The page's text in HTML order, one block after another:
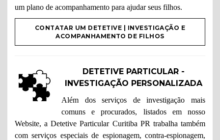
um plano de acompanhamento para ajudar seus filhos.
CONTATAR UM DETETIVE | INVESTIGAÇÃO E
ACOMPANHAMENTO DE FILHOS
DETETIVE PARTICULAR -
INVESTIGAÇÃO PERSONALIZADA
Além dos serviços de investigação mais
comuns e procurados, listados em nosso
Website, a Detetive Particular Curitiba PR trabalha também
com serviços especiais de espionagem, contra-espionagem,